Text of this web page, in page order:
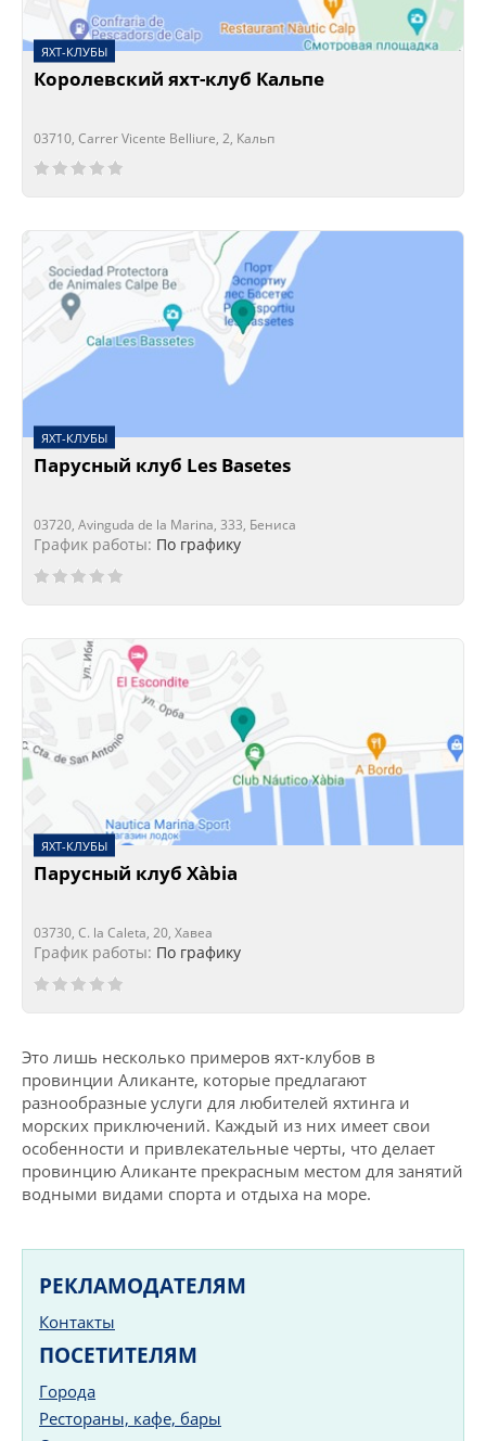
ЯХТ-КЛУБЫ
Королевский яхт-клуб Кальпе
03710, Carrer Vicente Belliure, 2, Кальп
Сейчас открыто!
Сейчас закрыто!
ЯХТ-КЛУБЫ
Парусный клуб Les Basetes
03720, Avinguda de la Marina, 333, Бениса
График работы: По графику
ЯХТ-КЛУБЫ
Парусный клуб Xàbia
03730, C. la Caleta, 20, Хавеа
График работы: По графику
Это лишь несколько примеров яхт-клубов в
провинции Аликанте, которые предлагают
разнообразные услуги для любителей яхтинга и
морских приключений. Каждый из них имеет свои
особенности и привлекательные черты, что делает
провинцию Аликанте прекрасным местом для занятий
водными видами спорта и отдыха на море.
РЕКЛАМОДАТЕЛЯМ
Контакты
ПОСЕТИТЕЛЯМ
Города
Рестораны, кафе, бары